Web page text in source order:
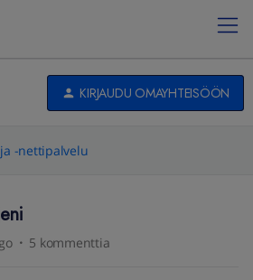
KIRJAUDU OMAYHTEISÖÖN
-nettipalvelu
5 kommenttia